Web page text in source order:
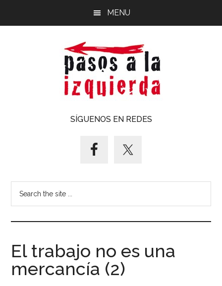
MENU
Pasos
izquierda
Tanteos.
Cruces
de
SÍGUENOS EN REDES
El trabajo no es una
mercancía (2)